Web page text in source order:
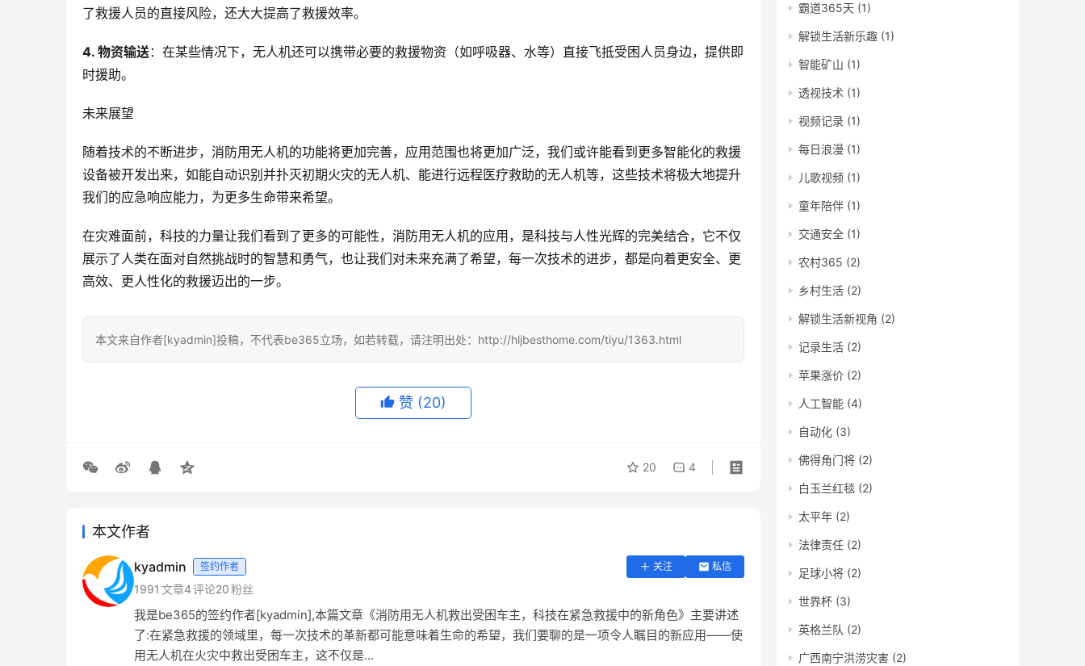
了救援人员的直接风险，还大大提高了救援效率。
4. 物资输送：在某些情况下，无人机还可以携带必要的救援物资（如呼吸器、水等）直接飞抵受困人员身边，提供即
时援助。
未来展望
随着技术的不断进步，消防用无人机的功能将更加完善，应用范围也将更加广泛，我们或许能看到更多智能化的救援
设备被开发出来，如能自动识别并扑灭初期火灾的无人机、能进行远程医疗救助的无人机等，这些技术将极大地提升
我们的应急响应能力，为更多生命带来希望。
在灾难面前，科技的力量让我们看到了更多的可能性，消防用无人机的应用，是科技与人性光辉的完美结合，它不仅
展示了人类在面对自然挑战时的智慧和勇气，也让我们对未来充满了希望，每一次技术的进步，都是向着更安全、更
高效、更人性化的救援迈出的一步。
本文来自作者[kyadmin]投稿，不代表be365立场，如若转载，请注明出处：http://hljbesthome.com/tiyu/1363.html
赞 (20)
20 4
本文作者
kyadmin 签约作者 关注 私信
1991 文章4评论20粉丝
我是be365的签约作者[kyadmin],本篇文章《消防用无人机救出受困车主，科技在紧急救援中的新角色》主要讲述
了:在紧急救援的领域里，每一次技术的革新都可能意味着生命的希望，我们要聊的是一项令人瞩目的新应用——使
用无人机在火灾中救出受困车主，这不仅是...
霸道365天 (1)
解锁生活新乐趣 (1)
智能矿山 (1)
透视技术 (1)
视频记录 (1)
每日浪漫 (1)
儿歌视频 (1)
童年陪伴 (1)
交通安全 (1)
农村365 (2)
乡村生活 (2)
解锁生活新视角 (2)
记录生活 (2)
苹果涨价 (2)
人工智能 (4)
自动化 (3)
佛得角门将 (2)
白玉兰红毯 (2)
太平年 (2)
法律责任 (2)
足球小将 (2)
世界杯 (3)
英格兰队 (2)
广西南宁洪涝灾害 (2)